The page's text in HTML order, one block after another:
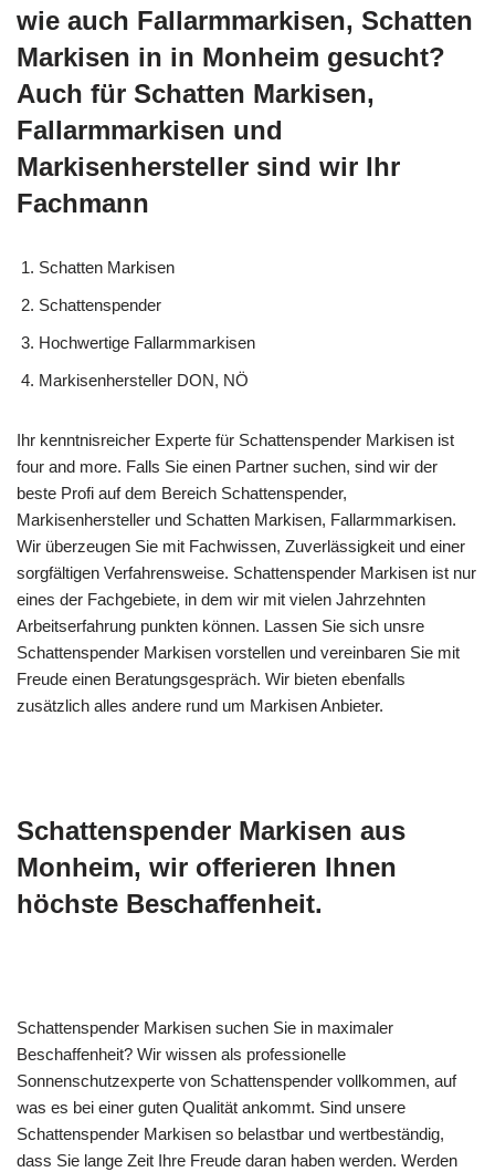
wie auch Fallarmmarkisen, Schatten
Markisen in in Monheim gesucht?
Auch für Schatten Markisen,
Fallarmmarkisen und
Markisenhersteller sind wir Ihr
Fachmann
Schatten Markisen
Schattenspender
Hochwertige Fallarmmarkisen
Markisenhersteller DON, NÖ
Ihr kenntnisreicher Experte für Schattenspender Markisen ist
four and more. Falls Sie einen Partner suchen, sind wir der
beste Profi auf dem Bereich Schattenspender,
Markisenhersteller und Schatten Markisen, Fallarmmarkisen.
Wir überzeugen Sie mit Fachwissen, Zuverlässigkeit und einer
sorgfältigen Verfahrensweise. Schattenspender Markisen ist nur
eines der Fachgebiete, in dem wir mit vielen Jahrzehnten
Arbeitserfahrung punkten können. Lassen Sie sich unsre
Schattenspender Markisen vorstellen und vereinbaren Sie mit
Freude einen Beratungsgespräch. Wir bieten ebenfalls
zusätzlich alles andere rund um Markisen Anbieter.
Schattenspender Markisen aus
Monheim, wir offerieren Ihnen
höchste Beschaffenheit.
Schattenspender Markisen suchen Sie in maximaler
Beschaffenheit? Wir wissen als professionelle
Sonnenschutzexperte von Schattenspender vollkommen, auf
was es bei einer guten Qualität ankommt. Sind unsere
Schattenspender Markisen so belastbar und wertbeständig,
dass Sie lange Zeit Ihre Freude daran haben werden. Werden